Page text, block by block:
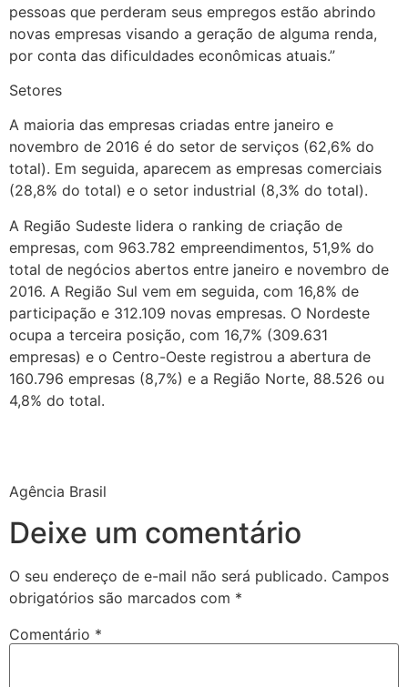
pessoas que perderam seus empregos estão abrindo
novas empresas visando a geração de alguma renda,
por conta das dificuldades econômicas atuais.”
Setores
A maioria das empresas criadas entre janeiro e
novembro de 2016 é do setor de serviços (62,6% do
total). Em seguida, aparecem as empresas comerciais
(28,8% do total) e o setor industrial (8,3% do total).
A Região Sudeste lidera o ranking de criação de
empresas, com 963.782 empreendimentos, 51,9% do
total de negócios abertos entre janeiro e novembro de
2016. A Região Sul vem em seguida, com 16,8% de
participação e 312.109 novas empresas. O Nordeste
ocupa a terceira posição, com 16,7% (309.631
empresas) e o Centro-Oeste registrou a abertura de
160.796 empresas (8,7%) e a Região Norte, 88.526 ou
4,8% do total.
Agência Brasil
Deixe um comentário
O seu endereço de e-mail não será publicado. Campos
obrigatórios são marcados com *
Comentário *